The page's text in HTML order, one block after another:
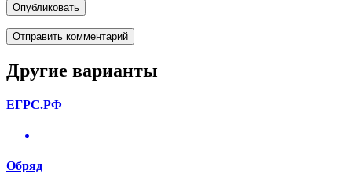
Опубликовать
Другие варианты
ЕГРС.РФ
Обряд